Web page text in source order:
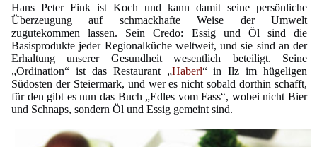
Hans Peter Fink ist Koch und kann damit seine persönliche
Überzeugung auf schmackhafte Weise der Umwelt
zugutekommen lassen. Sein Credo: Essig und Öl sind die
Basisprodukte jeder Regionalküche weltweit, und sie sind an der
Erhaltung unserer Gesundheit wesentlich beteiligt. Seine
„Ordination“ ist das Restaurant „Haberl“ in Ilz im hügeligen
Südosten der Steiermark, und wer es nicht sobald dorthin schafft,
für den gibt es nun das Buch „Edles vom Fass“, wobei nicht Bier
und Schnaps, sondern Öl und Essig gemeint sind.